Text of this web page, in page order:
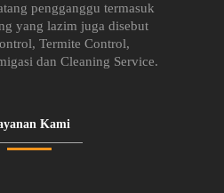
pengganggu termasuk
yang lazim juga disebut
Termite Control,
dan Cleaning Service.
Kami